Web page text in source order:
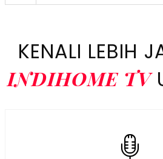
KENALI LEBIH
INDIHOME TV